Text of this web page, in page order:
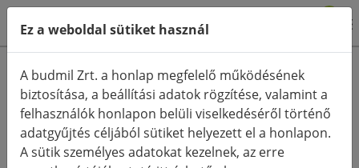
Termékkategóriák
Részletes keresés
FŐOLDAL KATEGÓRIÁK
FÉRFI DIVATTÁSKÁK
RENDEZÉS:
Ez a weboldal sütiket használ
A budmil Zrt. a honlap megfelelő működésének
biztosítása, a beállítási adatok rögzítése, valamint a
felhasználók honlapon belüli viselkedéséről történő
adatgyűjtés céljából sütiket helyezett el a honlapon.
A sütik személyes adatokat kezelnek, az erre